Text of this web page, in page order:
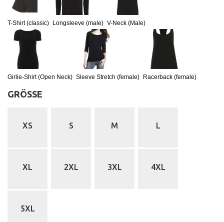
T-Shirt (classic) Longsleeve (male) V-Neck (Male)
Girlie-Shirt (Open Neck) Sleeve Stretch (female) Racerback (female)
GRÖSSE
XS S M L
XL 2XL 3XL 4XL
5XL